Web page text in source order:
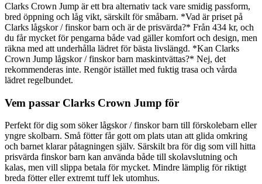
Clarks Crown Jump är ett bra alternativ tack vare smidig passform,
bred öppning och låg vikt, särskilt för småbarn. *Vad är priset på
Clarks lågskor / finskor barn och är de prisvärda?* Från 434 kr, och
du får mycket för pengarna både vad gäller komfort och design, men
räkna med att underhålla lädret för bästa livslängd. *Kan Clarks
Crown Jump lågskor / finskor barn maskintvättas?* Nej, det
rekommenderas inte. Rengör istället med fuktig trasa och vårda
lädret regelbundet.
Vem passar Clarks Crown Jump för
Perfekt för dig som söker lågskor / finskor barn till förskolebarn eller
yngre skolbarn. Små fötter får gott om plats utan att glida omkring
och barnet klarar påtagningen själv. Särskilt bra för dig som vill hitta
prisvärda finskor barn kan använda både till skolavslutning och
kalas, men vill slippa betala för mycket. Mindre lämplig för riktigt
breda fötter eller extremt tuff lek utomhus.